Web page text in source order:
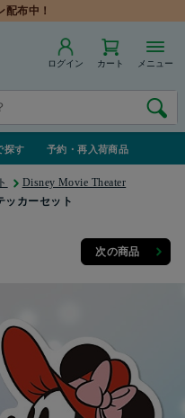
配布中！
ログイン カート メニュー
探す 予約・再入荷商品
Disney Movie Theater
カーセット
次の商品